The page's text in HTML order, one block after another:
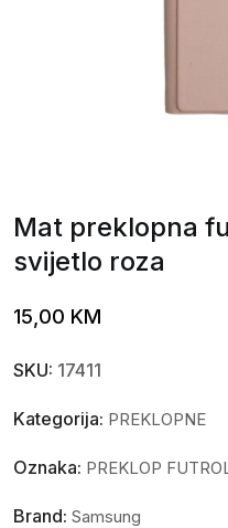
Mat preklopna
svijetlo roza
15,00 KM
SKU: 17411
Kategorija: PREKLOPNE
Oznaka: PREKLOP
Brand: Samsung